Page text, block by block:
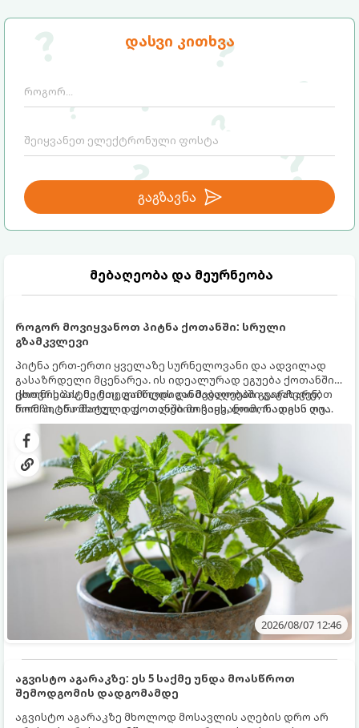
დასვი კითხვა
გაგზავნა
მებაღეობა და მეურნეობა
როგორ მოვიყვანოთ პიტნა ქოთანში: სრული
გზამკვლევი
პიტნა ერთ-ერთი ყველაზე სურნელოვანი და ადვილად
გასაზრდელი მცენარეა. ის იდეალურად ეგუება ქოთანში
ცხოვრებას, მეტიც, გამოცდილი მებაღეები გვირჩევენ,
რომ პიტნა მხოლოდ ქოთანში მოვიყვანოთ, რადგან ღია
გრუნტში (ბაღში) დარგვისას ის ფესვებით ძალიან
სწრაფად ვრცელდება და სხვა მცენარეებს ავიწროებს.
ქოთნის პიტნა მთელი წლის განმავლობაში გაგახარებთ
ნორჩი, არომატული ფოთლებით ჩაის, ლიმონათისა თუ
კერძებისთვის.
2026/08/07 12:46
აგვისტო აგარაკზე: ეს 5 საქმე უნდა მოასწროთ
შემოდგომის დადგომამდე
აგვისტო აგარაკზე მხოლოდ მოსავლის აღების დრო არ
მათი ეფექტი და რას ფიქრობს ამაზე